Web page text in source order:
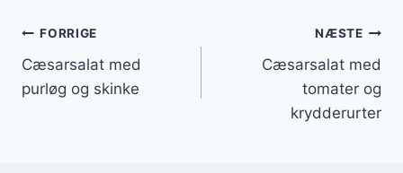
Indlægsnavigation
FORRIGE
Cæsarsalat med
purløg og skinke
NÆSTE
Cæsarsalat med
tomater og
krydderurter